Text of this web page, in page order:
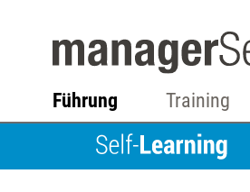
Führung Training